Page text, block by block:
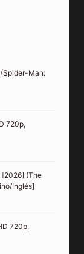
Man:
720p,
[2026] (The
Inglés]
720p,